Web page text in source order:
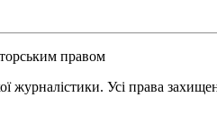
правом
журналістики. Усі права